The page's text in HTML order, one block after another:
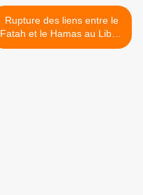
Rupture des liens entre le
Fatah et le Hamas au Liban
>